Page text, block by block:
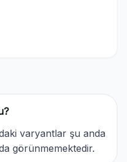
varyantlar şu anda
görünmemektedir.